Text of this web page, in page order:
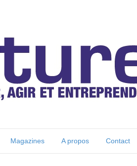
Magazines A propos Contact